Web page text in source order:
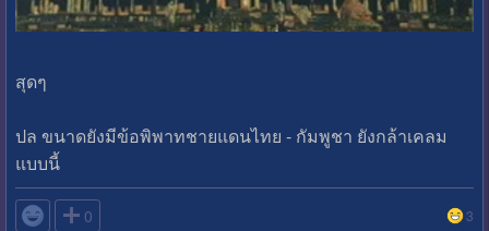
สุดๆ
ปล ขนาดยังมีข้อพิพาทชายแดนไทย - กัมพูชา ยังกล้าเคลม
แบบนี้
 0 3